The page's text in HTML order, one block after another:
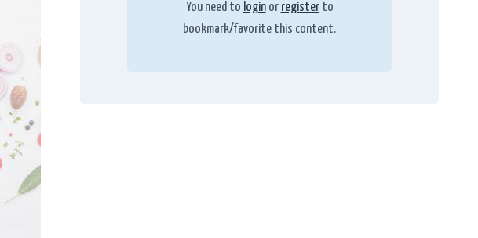
You need to loginor registerto
bookmark/favorite this content.